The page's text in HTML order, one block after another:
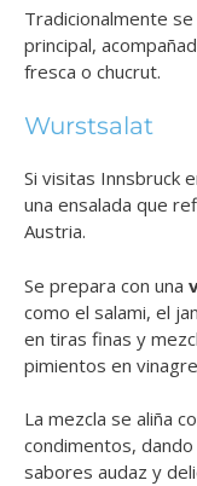
Tradicionalmente
principal,
fresca o chucrut.
Wurstsalat
Si visitas Innsbruck
una ensalada que
Austria.
Se prepara con una
como el salami, el
en tiras finas y
pimientos en
La mezcla se aliña
condimentos,
sabores audaz y